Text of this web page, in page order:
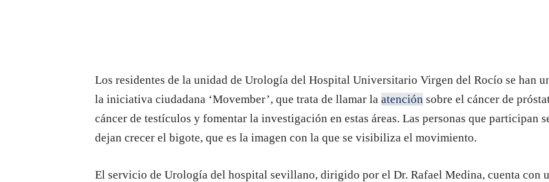
Los residentes de la unidad de Urología del Hospital Universitario Virgen del Rocío se han
la iniciativa ciudadana ‘Movember’, que trata de llamar la atención sobre el cáncer de
cáncer de testículos y fomentar la investigación en estas áreas. Las personas que participan
dejan crecer el bigote, que es la imagen con la que se visibiliza el movimiento.
El servicio de Urología del hospital sevillano, dirigido por el Dr. Rafael Medina, cuenta con